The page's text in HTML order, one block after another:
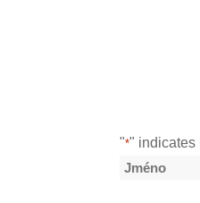
"*" indicates
Název